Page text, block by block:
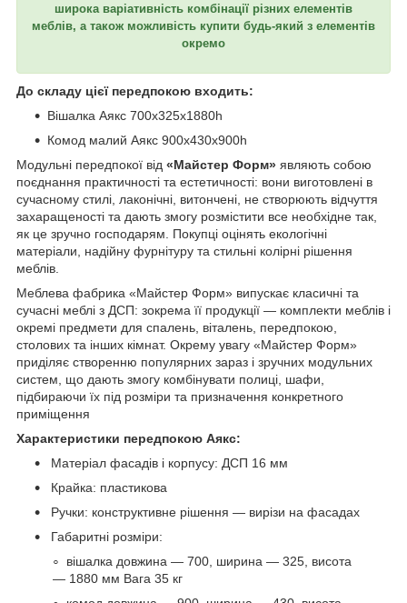
широка варіативність комбінації різних елементів
меблів, а також можливість купити будь-який з елементів
окремо
До складу цієї передпокою входить:
Вішалка Аякс 700х325х1880h
Комод малий Аякс 900х430х900h
Модульні передпокої від «Майстер Форм» являють собою
поєднання практичності та естетичності: вони виготовлені в
сучасному стилі, лаконічні, витончені, не створюють відчуття
захаращеності та дають змогу розмістити все необхідне так,
як це зручно господарям. Покупці оцінять екологічні
матеріали, надійну фурнітуру та стильні колірні рішення
меблів.
Меблева фабрика «Майстер Форм» випускає класичні та
сучасні меблі з ДСП: зокрема її продукції — комплекти меблів і
окремі предмети для спалень, віталень, передпокою,
столових та інших кімнат. Окрему увагу «Майстер Форм»
приділяє створенню популярних зараз і зручних модульних
систем, що дають змогу комбінувати полиці, шафи,
підбираючи їх під розміри та призначення конкретного
приміщення
Характеристики передпокою Аякс:
Матеріал фасадів і корпусу: ДСП 16 мм
Крайка: пластикова
Ручки: конструктивне рішення — вирізи на фасадах
Габаритні розміри:
вішалка довжина — 700, ширина — 325, висота
— 1880 мм Вага 35 кг